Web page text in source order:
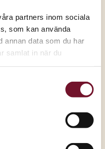
partners inom sociala
som kan använda
annan data som du har
samlat in när du
och hur försäljningen
barn som lever i